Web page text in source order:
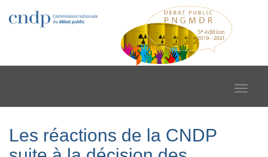
Toggle
Les réactions de la CNDP